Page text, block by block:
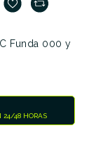
Funda 000 y
24/48 HORAS